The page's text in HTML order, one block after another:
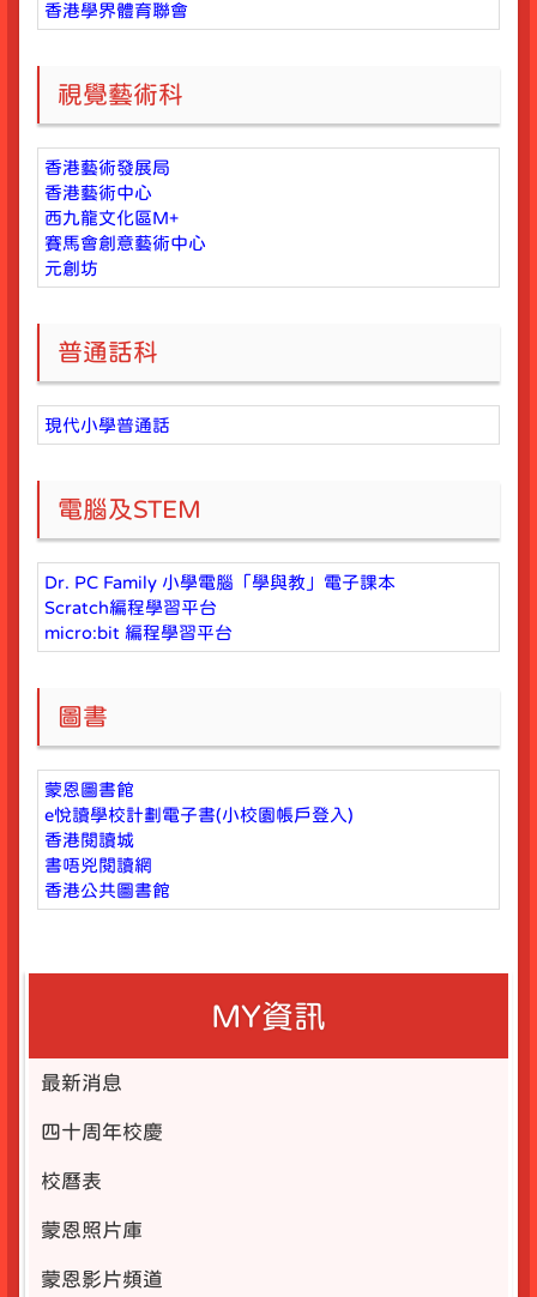
香港學界體育聯會
視覺藝術科
香港藝術發展局
香港藝術中心
西九龍文化區M+
賽馬會創意藝術中心
元創坊
普通話科
現代小學普通話
電腦及STEM
Dr. PC Family 小學電腦「學與教」電子課本
Scratch編程學習平台
micro:bit 編程學習平台
圖書
蒙恩圖書館
e悅讀學校計劃電子書(小校園帳戶登入)
香港閱讀城
書唔兇閱讀網
香港公共圖書館
MY資訊
最新消息
四十周年校慶
校曆表
蒙恩照片庫
蒙恩影片頻道